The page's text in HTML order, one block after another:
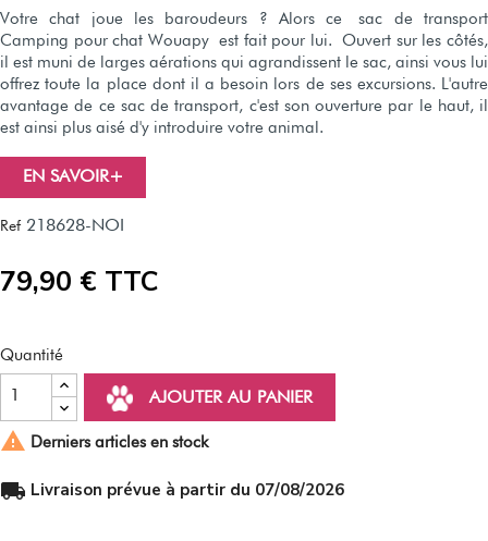
Votre chat joue les baroudeurs ? Alors ce sac de transport
Camping pour chat Wouapy est fait pour lui. Ouvert sur les côtés,
il est muni de larges aérations qui agrandissent le sac, ainsi vous lui
offrez toute la place dont il a besoin lors de ses excursions. L'autre
avantage de ce sac de transport, c'est son ouverture par le haut, il
est ainsi plus aisé d'y introduire votre animal.
EN SAVOIR+
Ref 218628-NOI
79,90 € TTC
Quantité
AJOUTER AU PANIER
 Derniers articles en stock
local_shipping Livraison prévue à partir du 07/08/2026